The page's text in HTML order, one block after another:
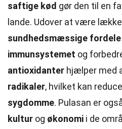
saftige kød gør den til en
lande. Udover at være
sundhedsmæssige fordele
immunsystemet og
antioxidanter hjælper med
radikaler, hvilket kan
sygdomme. Pulasan er
kultur og økonomi i de